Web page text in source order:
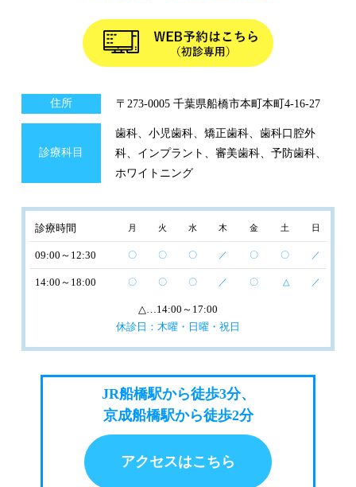
住所 〒273-0005 千葉県船橋市本町本町4-16-27
診療科目
歯科、小児歯科、矯正歯科、歯科口腔外
科、インプラント、審美歯科、予防歯科、
ホワイトニング
診療時間 月 火 水 木 金 土 日
09:00～12:30 〇 〇 〇 ／ 〇 〇 ／
14:00～18:00 〇 〇 〇 ／ 〇 △ ／
△…14:00～17:00
休診日：木曜・日曜・祝日
JR船橋駅から徒歩3分、
京成船橋駅から徒歩2分
アクセスはこちら